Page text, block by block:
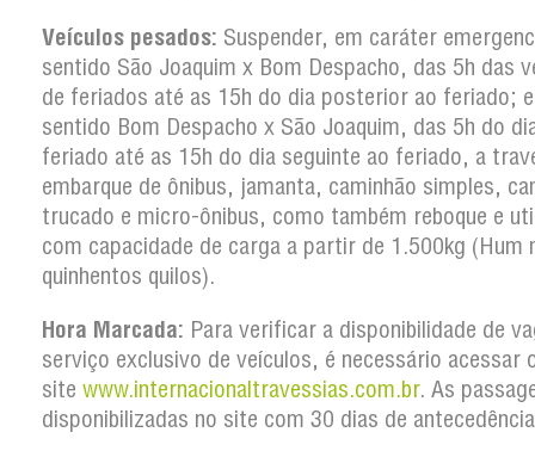
Veículos pesados: Suspender, em caráter
sentido São Joaquim x Bom Despacho, das 5h das
de feriados até as 15h do dia posterior ao feriado;
sentido Bom Despacho x São Joaquim, das 5h do
feriado até as 15h do dia seguinte ao feriado, a
embarque de ônibus, jamanta, caminhão simples,
trucado e micro-ônibus, como também reboque e
com capacidade de carga a partir de 1.500kg (Hum
quinhentos quilos).
Hora Marcada: Para verificar a disponibilidade de
serviço exclusivo de veículos, é necessário acessar
site www.internacionaltravessias.com.br. As
disponibilizadas no site com 30 dias de